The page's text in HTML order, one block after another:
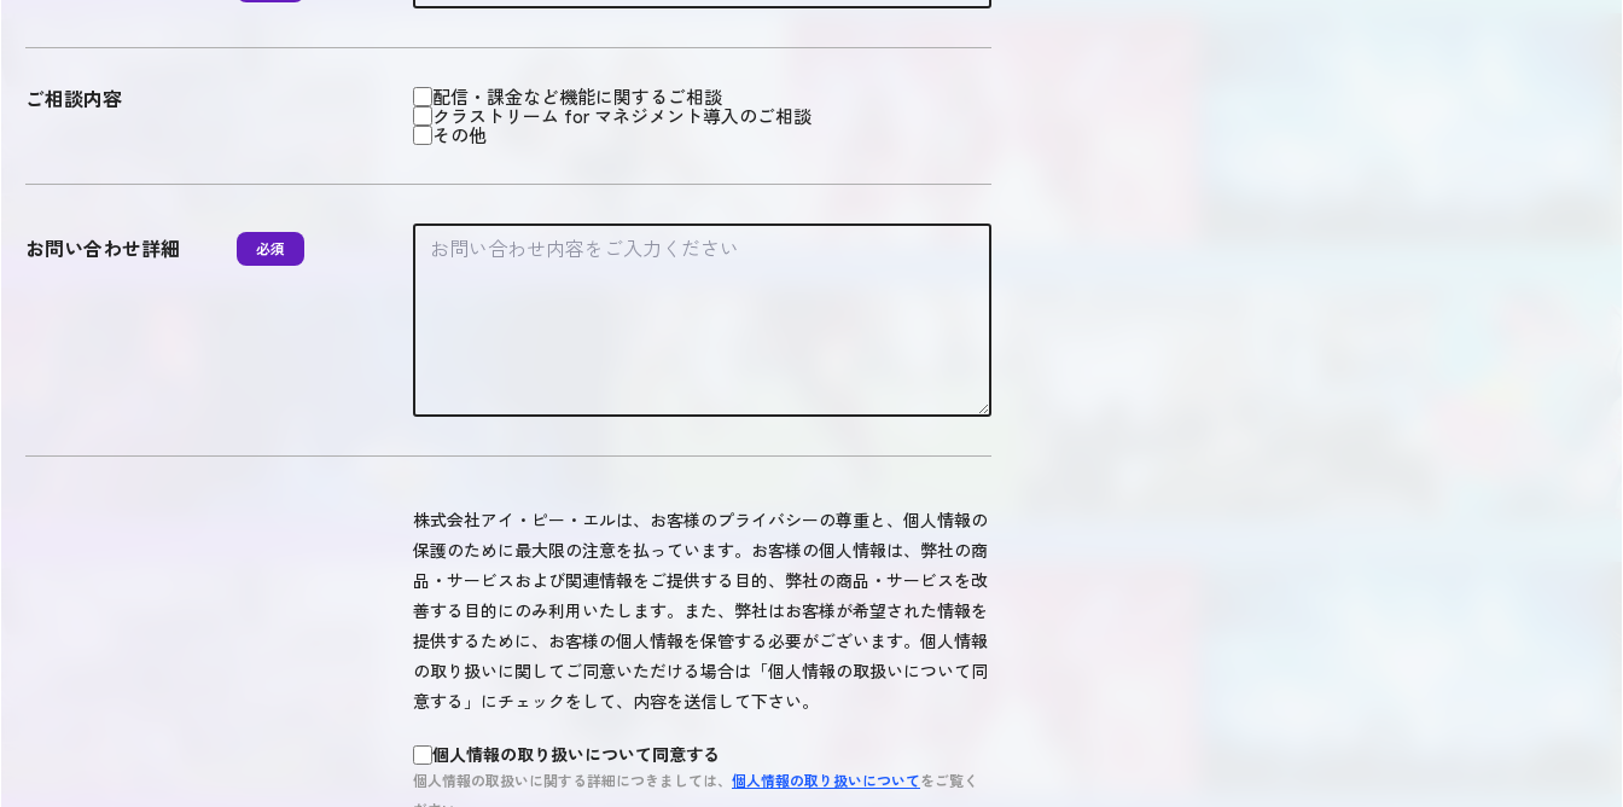
ご相談内容 配信・課金など機能に関するご相談
クラストリーム for マネジメント導入のご相談
その他
お問い合わせ詳細
株式会社アイ・ピー・エルは、お客様のプライバシーの尊重と、個人情報の
保護のために最大限の注意を払っています。お客様の個人情報は、弊社の商
品・サービスおよび関連情報をご提供する目的、弊社の商品・サービスを改
善する目的にのみ利用いたします。また、弊社はお客様が希望された情報を
提供するために、お客様の個人情報を保管する必要がございます。個人情報
の取り扱いに関してご同意いただける場合は「個人情報の取扱いについて同
意する」にチェックをして、内容を送信して下さい。
個人情報の取り扱いについて同意する
個人情報の取扱いに関する詳細につきましては、 個人情報の取り扱いについてをご覧く